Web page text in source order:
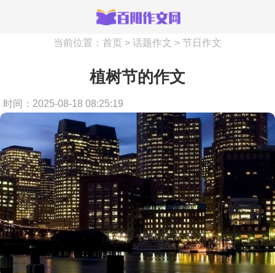
当前位置： 首页 > 话题作文 > 节日作文
植树节的作文
时间：2025-08-18 08:25:19